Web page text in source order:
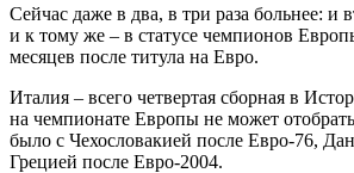
Сейчас даже в два, в три раза больнее: и
и к тому же – в статусе чемпионов
месяцев после титула на Евро.
Италия – всего четвертая сборная в
на чемпионате Европы не может
было с Чехословакией после Евро-76,
Грецией после Евро-2004.